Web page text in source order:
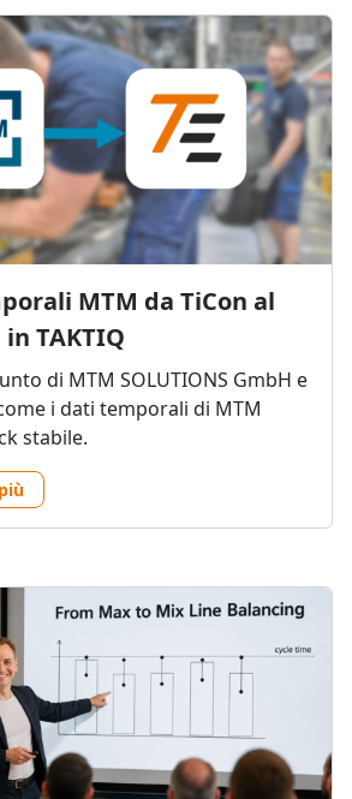
MTM da TiCon al
TAKTIQ
di MTM SOLUTIONS GmbH e
i dati temporali di MTM
stabile.